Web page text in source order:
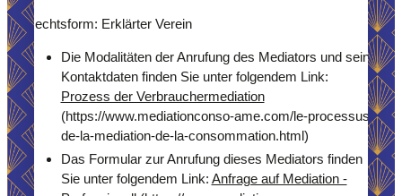
Rechtsform: Erklärter Verein
Die Modalitäten der Anrufung des Mediators und seine
Kontaktdaten finden Sie unter folgendem Link:
Prozess der Verbrauchermediation
(https://www.mediationconso-ame.com/le-processus-
de-la-mediation-de-la-consommation.html)
Das Formular zur Anrufung dieses Mediators finden
Sie unter folgendem Link: Anfrage auf Mediation -